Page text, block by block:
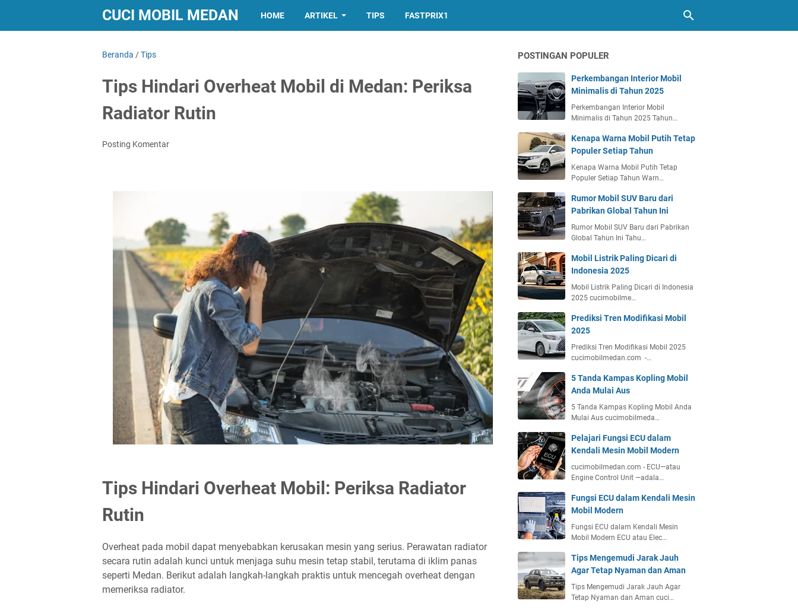
CUCI MOBIL MEDAN HOME ARTIKEL TIPS FASTPRIX1
Beranda /Tips
Tips Hindari Overheat Mobil di Medan: Periksa
Radiator Rutin
Posting Komentar
Tips Hindari Overheat Mobil: Periksa Radiator
Rutin
Overheat pada mobil dapat menyebabkan kerusakan mesin yang serius. Perawatan radiator
secara rutin adalah kunci untuk menjaga suhu mesin tetap stabil, terutama di iklim panas
seperti Medan. Berikut adalah langkah-langkah praktis untuk mencegah overheat dengan
memeriksa radiator.
POSTINGAN POPULER
Perkembangan Interior Mobil
Minimalis di Tahun 2025
Perkembangan Interior Mobil
Minimalis di Tahun 2025 Tahun…
Kenapa Warna Mobil Putih Tetap
Populer Setiap Tahun
Kenapa Warna Mobil Putih Tetap
Populer Setiap Tahun Warn…
Rumor Mobil SUV Baru dari
Pabrikan Global Tahun Ini
Rumor Mobil SUV Baru dari Pabrikan
Global Tahun Ini Tahu…
Mobil Listrik Paling Dicari di
Indonesia 2025
Mobil Listrik Paling Dicari di Indonesia
2025 cucimobilme…
Prediksi Tren Modifikasi Mobil
2025
Prediksi Tren Modifikasi Mobil 2025
cucimobilmedan.com -…
5 Tanda Kampas Kopling Mobil
Anda Mulai Aus
5 Tanda Kampas Kopling Mobil Anda
Mulai Aus cucimobilmeda…
Pelajari Fungsi ECU dalam
Kendali Mesin Mobil Modern
cucimobilmedan.com - ECU—atau
Engine Control Unit —adala…
Fungsi ECU dalam Kendali Mesin
Mobil Modern
Fungsi ECU dalam Kendali Mesin
Mobil Modern ECU atau Elec…
Tips Mengemudi Jarak Jauh
Agar Tetap Nyaman dan Aman
Tips Mengemudi Jarak Jauh Agar
Tetap Nyaman dan Aman cuci…